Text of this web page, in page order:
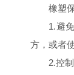
橡塑保
1.避免阳
方，或者
2.控制温